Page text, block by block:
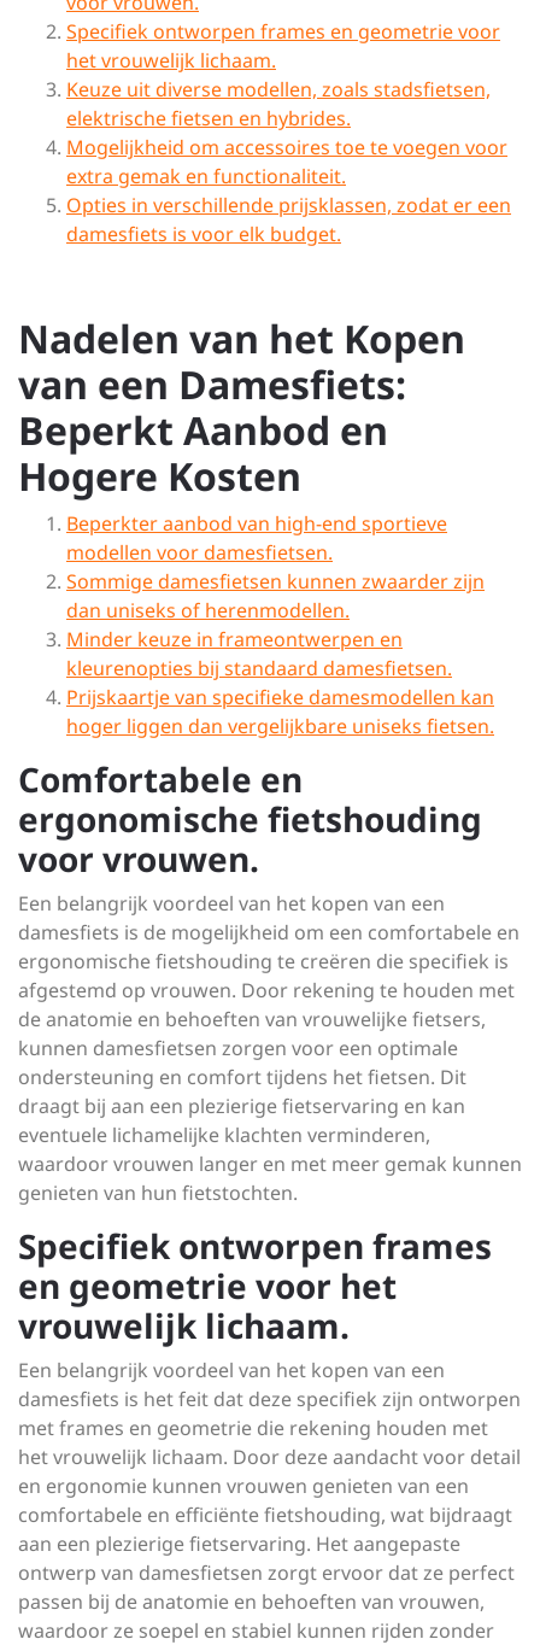
Specifiek ontworpen frames en geometrie voor
het vrouwelijk lichaam.
Keuze uit diverse modellen, zoals stadsfietsen,
elektrische fietsen en hybrides.
Mogelijkheid om accessoires toe te voegen voor
extra gemak en functionaliteit.
Opties in verschillende prijsklassen, zodat er een
damesfiets is voor elk budget.
Nadelen van het Kopen
van een Damesfiets:
Beperkt Aanbod en
Hogere Kosten
Beperkter aanbod van high-end sportieve
modellen voor damesfietsen.
Sommige damesfietsen kunnen zwaarder zijn
dan uniseks of herenmodellen.
Minder keuze in frameontwerpen en
kleurenopties bij standaard damesfietsen.
Prijskaartje van specifieke damesmodellen kan
hoger liggen dan vergelijkbare uniseks fietsen.
Comfortabele en
ergonomische fietshouding
voor vrouwen.
Een belangrijk voordeel van het kopen van een
damesfiets is de mogelijkheid om een comfortabele en
ergonomische fietshouding te creëren die specifiek is
afgestemd op vrouwen. Door rekening te houden met
de anatomie en behoeften van vrouwelijke fietsers,
kunnen damesfietsen zorgen voor een optimale
ondersteuning en comfort tijdens het fietsen. Dit
draagt bij aan een plezierige fietservaring en kan
eventuele lichamelijke klachten verminderen,
waardoor vrouwen langer en met meer gemak kunnen
genieten van hun fietstochten.
Specifiek ontworpen frames
en geometrie voor het
vrouwelijk lichaam.
Een belangrijk voordeel van het kopen van een
damesfiets is het feit dat deze specifiek zijn ontworpen
met frames en geometrie die rekening houden met
het vrouwelijk lichaam. Door deze aandacht voor detail
en ergonomie kunnen vrouwen genieten van een
comfortabele en efficiënte fietshouding, wat bijdraagt
aan een plezierige fietservaring. Het aangepaste
ontwerp van damesfietsen zorgt ervoor dat ze perfect
passen bij de anatomie en behoeften van vrouwen,
waardoor ze soepel en stabiel kunnen rijden zonder